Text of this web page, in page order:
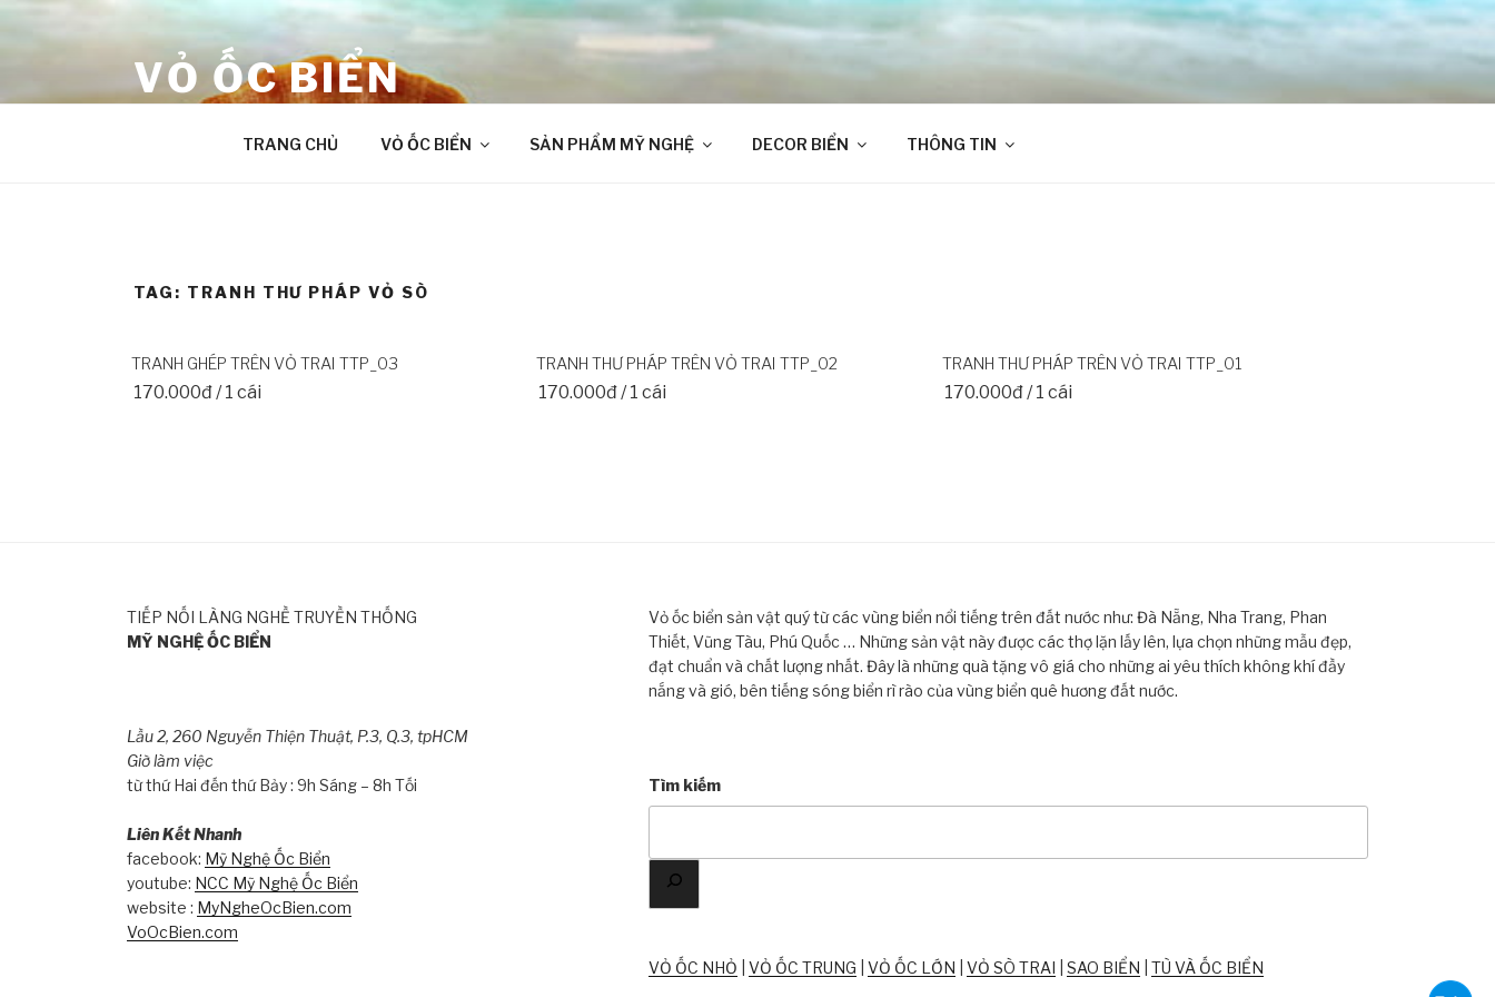
VỎ ỐC BIỂN
TRANG CHỦ VỎ ỐC BIỂN SẢN PHẨM MỸ NGHỆ DECOR BIỂN THÔNG TIN
TAG: TRANH THƯ PHÁP VỎ SÒ
TRANH GHÉP TRÊN VỎ TRAI TTP_03
170.000đ / 1 cái
TRANH THƯ PHÁP TRÊN VỎ TRAI TTP_02
170.000đ / 1 cái
TRANH THƯ PHÁP TRÊN VỎ TRAI TTP_01
170.000đ / 1 cái
TIẾP NỐI LÀNG NGHỀ TRUYỀN THỐNG
MỸ NGHỆ ỐC BIỂN
Lầu 2, 260 Nguyễn Thiện Thuật, P.3, Q.3, tpHCM
Giờ làm việc
từ thứ Hai đến thứ Bảy : 9h Sáng – 8h Tối
Liên Kết Nhanh
facebook: Mỹ Nghệ Ốc Biển
youtube: NCC Mỹ Nghệ Ốc Biển
website : MyNgheOcBien.com
VoOcBien.com
Vỏ ốc biển sản vật quý từ các vùng biển nổi tiếng trên đất nước như: Đà Nẵng, Nha Trang, Phan
Thiết, Vũng Tàu, Phú Quốc … Những sản vật này được các thợ lặn lấy lên, lựa chọn những mẫu đẹp,
đạt chuẩn và chất lượng nhất. Đây là những quà tặng vô giá cho những ai yêu thích không khí đầy
nắng và gió, bên tiếng sóng biển rì rào của vùng biển quê hương đất nước.
Tìm kiếm
VỎ ỐC NHỎ VỎ ỐC TRUNG VỎ ỐC LỚN VỎ SÒ TRAI SAO BIỂN TÙ VÀ ỐC BIỂN